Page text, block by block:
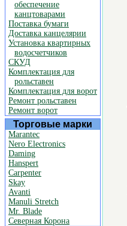
обеспечение
канцтоварами
Поставка бумаги
Доставка канцелярии
Установка квартирных
водосчетчиков
СКУД
Комплектация для
рольставен
Комплектация для ворот
Ремонт рольставен
Ремонт ворот
Торговые марки
Marantec
Nero Electronics
Daming
Hanspert
Carpenter
Skay
Avanti
Manuli Stretch
Mr. Blade
Северная Корона